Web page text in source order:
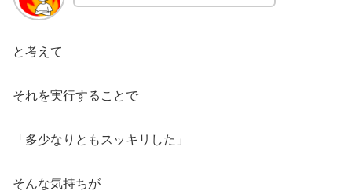
と考えて
それを実行することで
「多少なりともスッキリした」
そんな気持ちが